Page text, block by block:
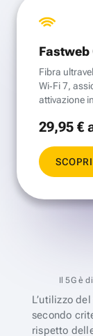
Fastweb
Fibra
Wi‑Fi 7,
attivazione
29,95 €
SCOPRI
Il 5G è
L’utilizzo
secondo
rispetto